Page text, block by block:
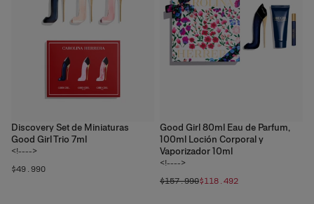
Discovery Set de Miniaturas
Good Girl Trio 7ml
<!---->
$49.990
Good Girl 80ml Eau de Parfum,
100ml Loción Corporal y
Vaporizador 10ml
<!---->
$157.990$118.492